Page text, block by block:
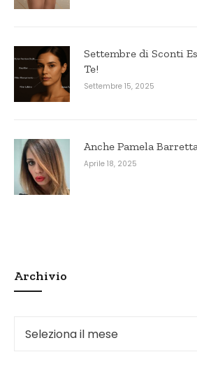
Settembre di Sconti
Te!
Settembre 15, 2025
Anche Pamela
Aprile 18, 2025
Archivio